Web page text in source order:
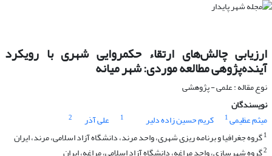
ارزیابی چالش‌های ارتقاء حکمروایی شهری با رویکرد
آینده‌پژوهی مطالعه موردی: شهر میانه
نوع مقاله : علمی - پژوهشی
نویسندگان
میثم عظیمی1 کریم حسین زاده دلیر 1 علی آذر
2
1گروه جغرافیا و برنامه ریزی شهری، واحد مرند، دانشگاه آزاد اسلامی، مرند، ایران
2